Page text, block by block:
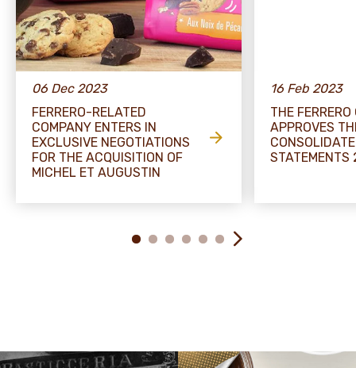
06 Dec 2023
FERRERO-RELATED
COMPANY ENTERS IN
EXCLUSIVE NEGOTIATIONS
FOR THE ACQUISITION OF
MICHEL ET AUGUSTIN
16 Feb 2023
THE FERRERO
APPROVES